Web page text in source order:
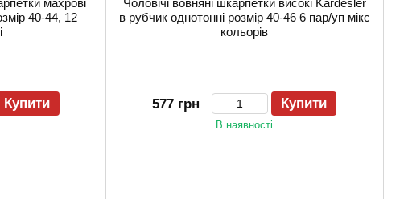
махрові
40-44, 12
Купити
Чоловічі вовняні шкарпетки високі Kardesler
в рубчик однотонні розмір 40-46 6 пар/уп мікс
кольорів
577 грн Купити
В наявності